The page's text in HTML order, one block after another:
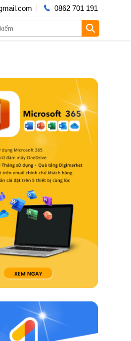
0862 701 191